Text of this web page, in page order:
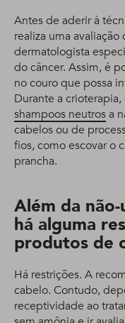
Antes de aderir à
realiza uma
dermatologista
do câncer. Assim, é
no couro que possa
Durante a
shampoos neutrosa
cabelos ou de
fios, como escovar o
prancha.
Além da
há alguma
produtos de
Há restrições. A
cabelo. Contudo,
receptividade ao